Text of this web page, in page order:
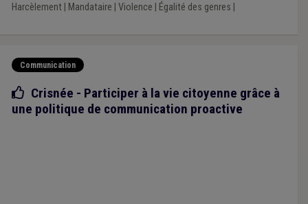
Harcèlement| Mandataire Violence Égalité des genres
Communication
Bonne pratique
Crisnée - Participer à la vie citoyenne grâce à
une politique de communication proactive